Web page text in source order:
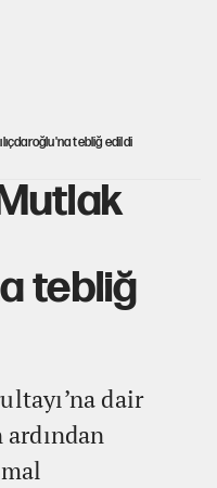
tebliğ edildi
tebliğ
dair